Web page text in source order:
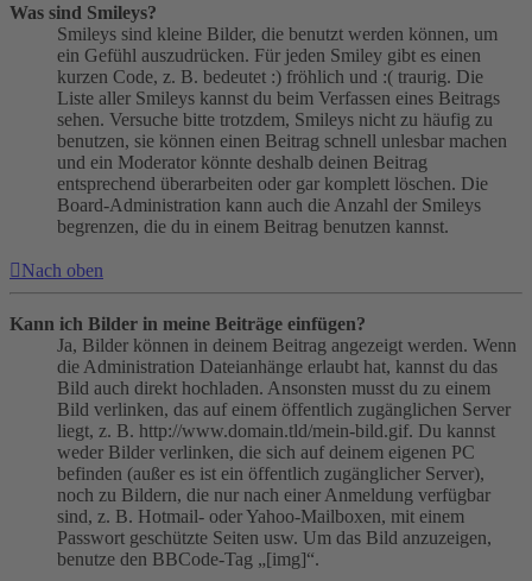
Was sind Smileys?
Smileys sind kleine Bilder, die benutzt werden können, um
ein Gefühl auszudrücken. Für jeden Smiley gibt es einen
kurzen Code, z. B. bedeutet :) fröhlich und :( traurig. Die
Liste aller Smileys kannst du beim Verfassen eines Beitrags
sehen. Versuche bitte trotzdem, Smileys nicht zu häufig zu
benutzen, sie können einen Beitrag schnell unlesbar machen
und ein Moderator könnte deshalb deinen Beitrag
entsprechend überarbeiten oder gar komplett löschen. Die
Board-Administration kann auch die Anzahl der Smileys
begrenzen, die du in einem Beitrag benutzen kannst.
Nach oben
Kann ich Bilder in meine Beiträge einfügen?
Ja, Bilder können in deinem Beitrag angezeigt werden. Wenn
die Administration Dateianhänge erlaubt hat, kannst du das
Bild auch direkt hochladen. Ansonsten musst du zu einem
Bild verlinken, das auf einem öffentlich zugänglichen Server
liegt, z. B. http://www.domain.tld/mein-bild.gif. Du kannst
weder Bilder verlinken, die sich auf deinem eigenen PC
befinden (außer es ist ein öffentlich zugänglicher Server),
noch zu Bildern, die nur nach einer Anmeldung verfügbar
sind, z. B. Hotmail- oder Yahoo-Mailboxen, mit einem
Passwort geschützte Seiten usw. Um das Bild anzuzeigen,
benutze den BBCode-Tag „[img]“.